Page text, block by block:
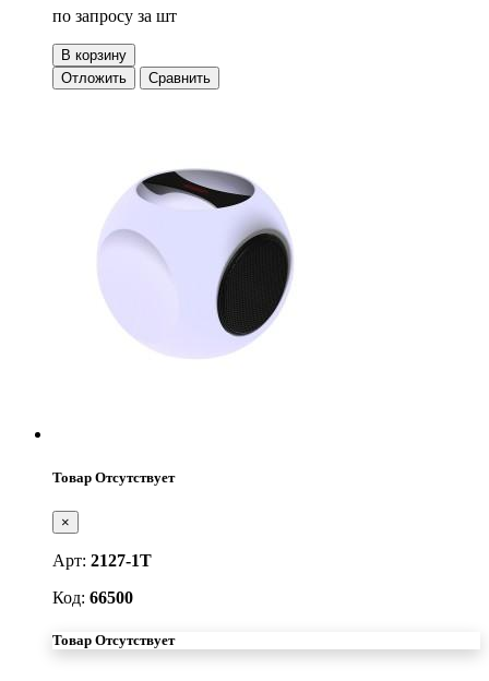
по запросу за шт
В корзину
Отложить
Сравнить
Товар Отсутствует
×
Арт: 2127-1T
Код: 66500
Товар Отсутствует